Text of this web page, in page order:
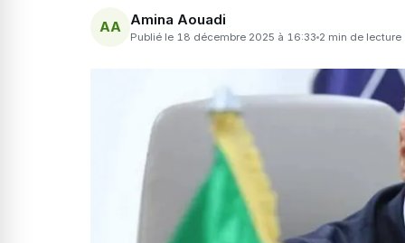
AA Amina Aouadi
Publié le 18 décembre 2025 à 16:33 2 min de lecture